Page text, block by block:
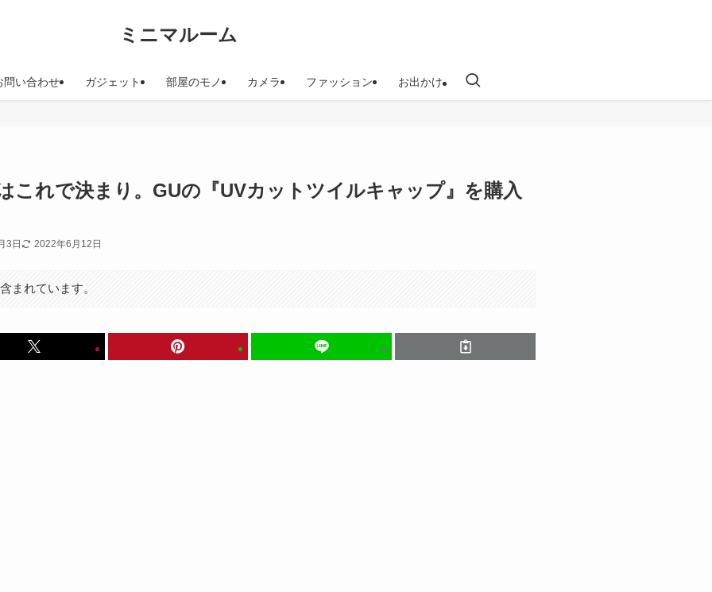
ミニマルーム
問い合わせ ガジェット 部屋のモノ カメラ ファッション お出かけ
これで決まり。GUの『UVカットツイルキャップ』を購入
3日 2022年6月12日
まれています。